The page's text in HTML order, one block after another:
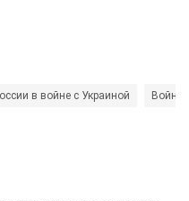
в войне с Украиной Война